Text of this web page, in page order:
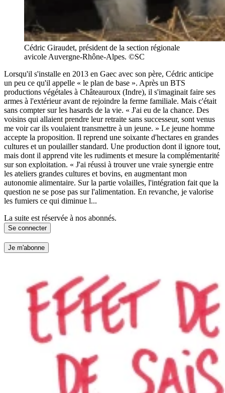
Cédric Giraudet, président de la section régionale
avicole Auvergne-Rhône-Alpes. ©SC
Lorsqu'il s'installe en 2013 en Gaec avec son père, Cédric anticipe
un peu ce qu'il appelle « le plan de base ». Après un BTS
productions végétales à Châteauroux (Indre), il s'imaginait faire ses
armes à l'extérieur avant de rejoindre la ferme familiale. Mais c'était
sans compter sur les hasards de la vie. « J'ai eu de la chance. Des
voisins qui allaient prendre leur retraite sans successeur, sont venus
me voir car ils voulaient transmettre à un jeune. » Le jeune homme
accepte la proposition. Il reprend une soixante d'hectares en grandes
cultures et un poulailler standard. Une production dont il ignore tout,
mais dont il apprend vite les rudiments et mesure la complémentarité
sur son exploitation. « J'ai réussi à trouver une vraie synergie entre
les ateliers grandes cultures et bovins, en augmentant mon
autonomie alimentaire. Sur la partie volailles, l'intégration fait que la
question ne se pose pas sur l'alimentation. En revanche, je valorise
les fumiers ce qui diminue l...
La suite est réservée à nos abonnés.
Se connecter
Je m'abonne